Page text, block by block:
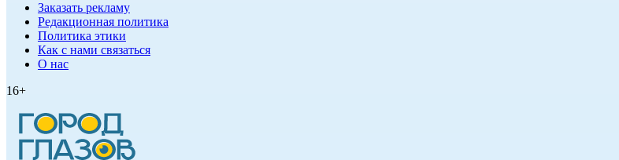
Заказать рекламу
Редакционная политика
Политика этики
Как с нами связаться
О нас
16+